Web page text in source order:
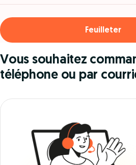
Feuilleter
Vous souhaitez
téléphone ou par